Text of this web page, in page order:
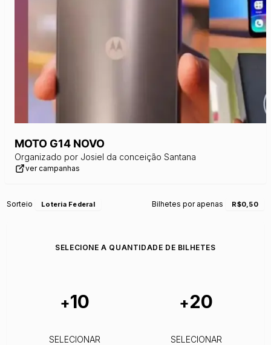
MOTO G14 NOVO
Organizado por Josiel da conceição Santana
ver campanhas
Sorteio Loteria Federal Bilhetes por apenas R$0,50
SELECIONE A QUANTIDADE DE BILHETES
+10
SELECIONAR
+20
SELECIONAR